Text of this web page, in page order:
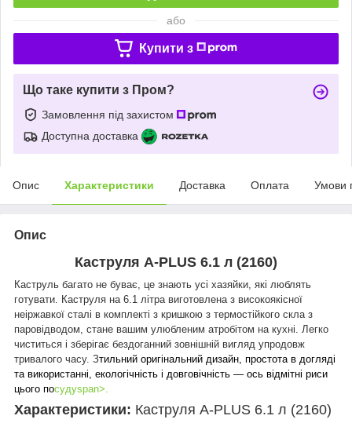
або
Купити з
Що таке купити з Пром?
Замовлення під захистом
Доступна доставка
Опис Характеристики Доставка Оплата Умови
Опис
Каструля A-PLUS 6.1 л (2160)
Каструль багато не буває, це знають усі хазяйки, які люблять
готувати. Каструля на 6.1 літра виготовлена з високоякісної
неіржавкої сталі в комплекті з кришкою з термостійкого скла з
паровідводом, стане вашим улюбленим атробітом на кухні. Легко
чиститься і зберігає бездоганний зовнішній вигляд упродовж
тривалого часу. Зтильний оригінальний дизайн, простота в догляді
та використанні, екологічність і довговічність — ось відмітні риси
цього посудуspan>.
Характеристики: Каструля A-PLUS 6.1 л (2160)